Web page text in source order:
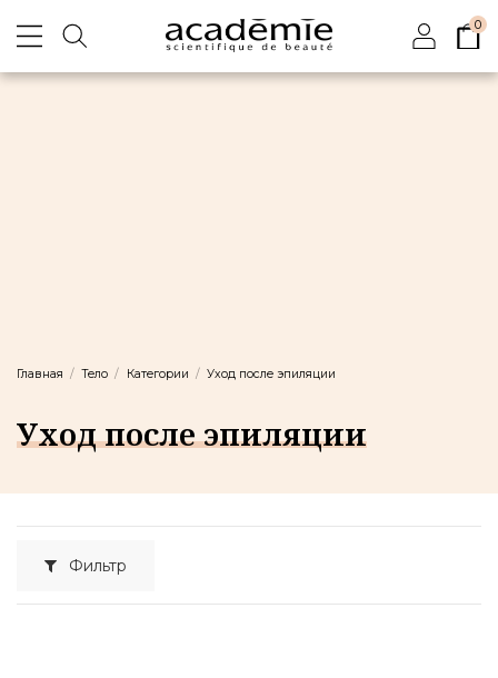
0
Главная Тело Категории Уход после эпиляции
Уход после эпиляции
Фильтр